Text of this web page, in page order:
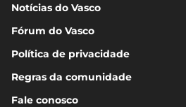
Notícias do Vasco
Fórum do Vasco
Política de privacidade
Regras da comunidade
Fale conosco